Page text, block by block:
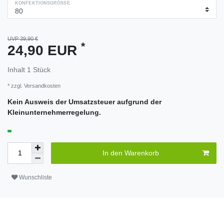
KONFEKTIONSGRÖSSE
UVP 39,90 €
24,90 EUR *
Inhalt 1 Stück
* zzgl. Versandkosten
Kein Ausweis der Umsatzsteuer aufgrund der
Kleinunternehmerregelung.
In den Warenkorb
Wunschliste